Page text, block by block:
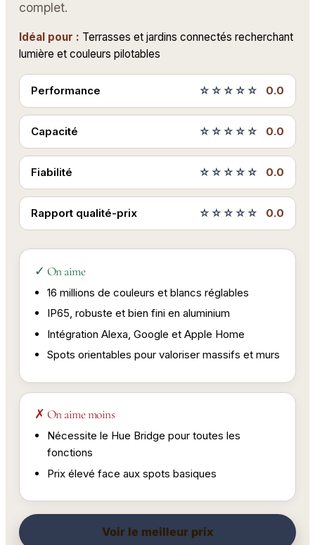
complet.
Idéal pour : Terrasses et jardins connectés recherchant
lumière et couleurs pilotables
Performance ☆☆☆☆☆ 0.0
Capacité ☆☆☆☆☆ 0.0
Fiabilité ☆☆☆☆☆ 0.0
Rapport qualité-prix ☆☆☆☆☆ 0.0
✓ On aime
16 millions de couleurs et blancs réglables
IP65, robuste et bien fini en aluminium
Intégration Alexa, Google et Apple Home
Spots orientables pour valoriser massifs et murs
✗ On aime moins
Nécessite le Hue Bridge pour toutes les
fonctions
Prix élevé face aux spots basiques
Voir le meilleur prix